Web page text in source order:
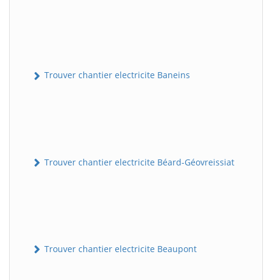
Trouver chantier electricite Baneins
Trouver chantier electricite Béard-Géovreissiat
Trouver chantier electricite Beaupont